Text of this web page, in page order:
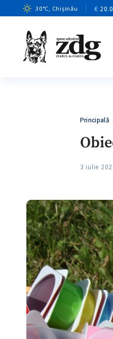
30°C, Chișinău €
Principală
3 iulie